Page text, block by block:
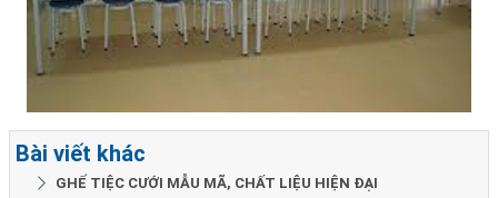
Bài viết khác
GHẾ TIỆC CƯỚI MẪU MÃ, CHẤT LIỆU HIỆN ĐẠI